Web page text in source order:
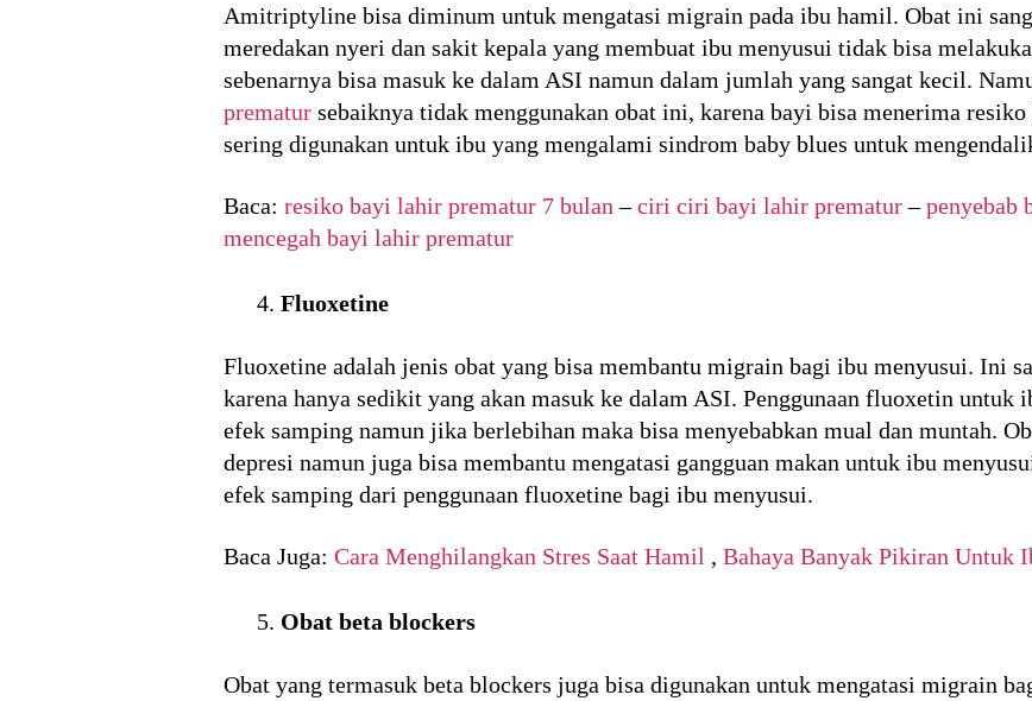
Amitriptyline bisa diminum untuk mengatasi migrain pada ibu hamil. Obat ini
meredakan nyeri dan sakit kepala yang membuat ibu menyusui tidak bisa
sebenarnya bisa masuk ke dalam ASI namun dalam jumlah yang sangat kecil.
prematur sebaiknya tidak menggunakan obat ini, karena bayi bisa menerima
sering digunakan untuk ibu yang mengalami sindrom baby blues untuk
Baca: resiko bayi lahir prematur 7 bulan –ciri ciri bayi lahir prematur–penyebab
mencegah bayi lahir prematur
Fluoxetine
Fluoxetine adalah jenis obat yang bisa membantu migrain bagi ibu menyusui. Ini
karena hanya sedikit yang akan masuk ke dalam ASI. Penggunaan fluoxetin untuk
efek samping namun jika berlebihan maka bisa menyebabkan mual dan muntah.
depresi namun juga bisa membantu mengatasi gangguan makan untuk ibu
efek samping dari penggunaan fluoxetine bagi ibu menyusui.
Baca Juga: Cara Menghilangkan Stres Saat Hamil , Bahaya Banyak Pikiran Untuk
Obat beta blockers
Obat yang termasuk beta blockers juga bisa digunakan untuk mengatasi migrain